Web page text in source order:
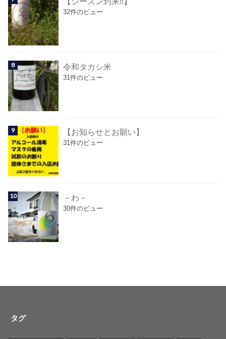
32件のビュー
令和タカシ米
31件のビュー
【お知らせとお願い】
31件のビュー
－わ－
30件のビュー
タグ